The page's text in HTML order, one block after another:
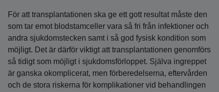
För att transplantationen ska ge ett gott resultat måste den
som tar emot blodstamceller vara så fri från infektioner och
andra sjukdomstecken samt i så god fysisk kondition som
möjligt. Det är därför viktigt att transplantationen genomförs
så tidigt som möjligt i sjukdomsförloppet. Själva ingreppet
är ganska okomplicerat, men förberedelserna, eftervården
och de stora riskerna för komplikationer vid behandlingen